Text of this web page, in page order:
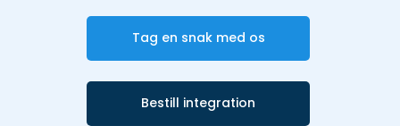
Tag en snak med os
Bestill integration